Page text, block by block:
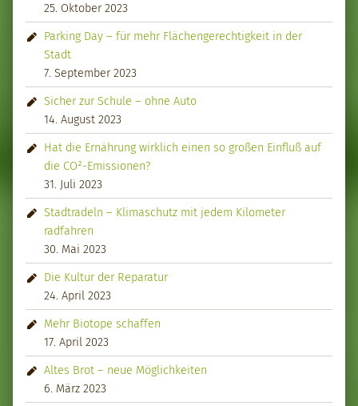
25. Oktober 2023
Parking Day – für mehr Flächengerechtigkeit in der
Stadt
7. September 2023
Sicher zur Schule – ohne Auto
14. August 2023
Hat die Ernährung wirklich einen so großen Einfluß auf
die CO²-Emissionen?
31. Juli 2023
Stadtradeln – Klimaschutz mit jedem Kilometer
radfahren
30. Mai 2023
Die Kultur der Reparatur
24. April 2023
Mehr Biotope schaffen
17. April 2023
Altes Brot – neue Möglichkeiten
6. März 2023